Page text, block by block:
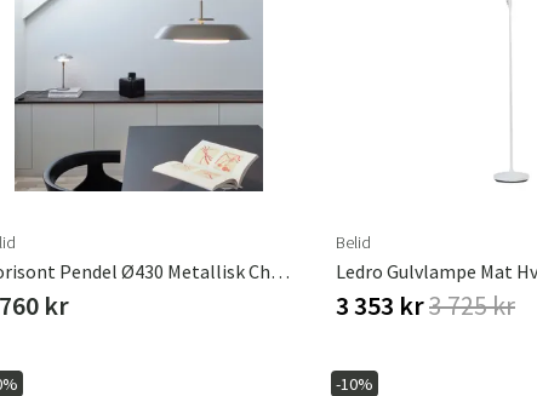
Sverige
Horisont Pendel Ø430 Metallisk Champagne
kr
Belid
3 353 kr3 725 kr
-10%